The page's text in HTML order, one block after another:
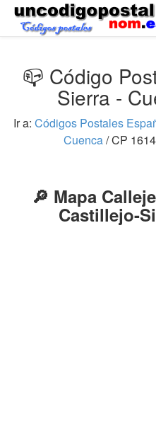
📪 Código
Sierra -
Ir a: Códigos Postales
Cuenca/ CP
🔎 Mapa
Castillejo-